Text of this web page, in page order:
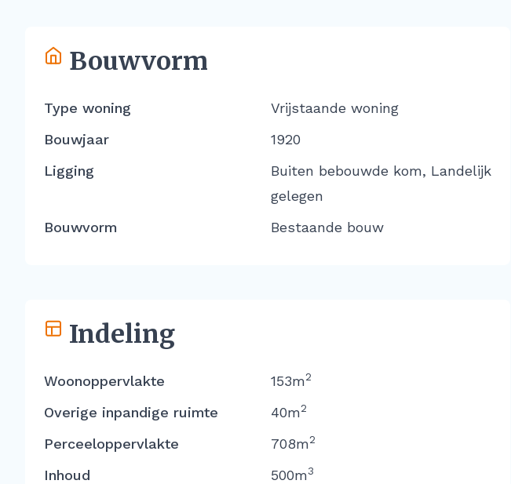
Bouwvorm
Type woning
Vrijstaande woning
Bouwjaar
1920
Ligging
Buiten bebouwde kom, Landelijk
gelegen
Bouwvorm
Bestaande bouw
Indeling
Woonoppervlakte 153m2
Overige inpandige ruimte 40m2
Perceeloppervlakte 708m2
Inhoud 500m3